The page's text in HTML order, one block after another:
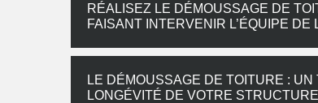
RÉALISEZ LE DÉMOUSSAGE DE
FAISANT INTERVENIR L’ÉQUIPE
LE DÉMOUSSAGE DE TOITURE :
LONGÉVITÉ DE VOTRE STRUCTURE